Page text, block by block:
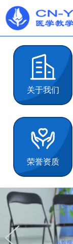
关于我们
荣誉资质